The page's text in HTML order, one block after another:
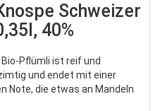
Schweizer
40%
Pflümli ist reif und
und endet mit einer
Note, die etwas an Mandeln